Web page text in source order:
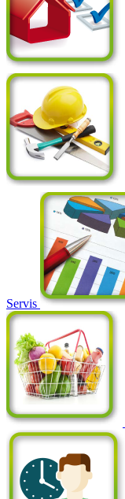
Servis